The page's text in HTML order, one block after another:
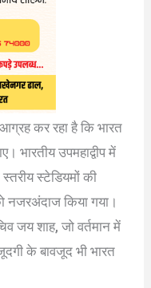
कर रहा है कि भारत
भारतीय उपमहाद्वीप में
स्टेडियमों की
नजरअंदाज किया गया।
जय शाह, जो वर्तमान में
के बावजूद भी भारत